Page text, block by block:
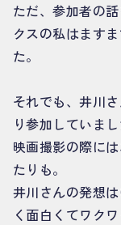
ただ、参加者の
クスの私はます
た。
それでも、井川
り参加していまし
映画撮影の際に
たりも。
井川さんの発想
く面白くてワク